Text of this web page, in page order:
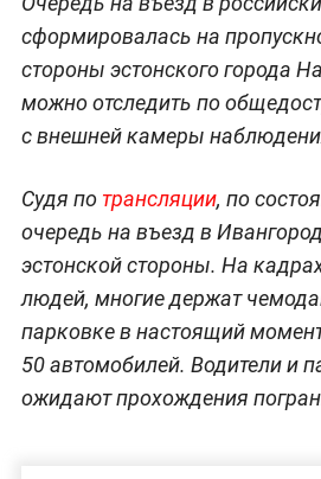
сформировалась на
стороны эстонского города
можно отследить по
с внешней камеры
Судя по трансляции, по
очередь на въезд в
эстонской стороны. На
людей, многие держат
парковке в настоящий
50 автомобилей. Водители и
ожидают прохождения